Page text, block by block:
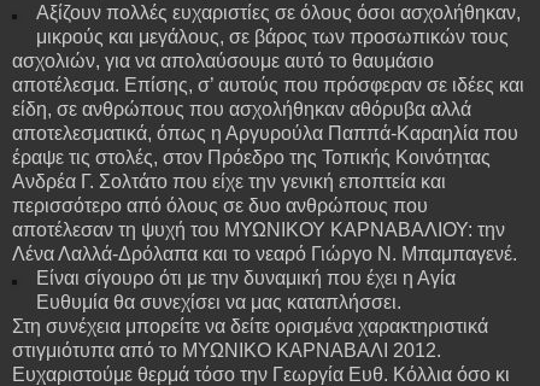
Αξίζουν πολλές ευχαριστίες σε όλους όσοι ασχολήθηκαν,
μικρούς και μεγάλους, σε βάρος των προσωπικών τους
ασχολιών, για να απολαύσουμε αυτό το θαυμάσιο
αποτέλεσμα. Επίσης, σ’ αυτούς που πρόσφεραν σε ιδέες και
είδη, σε ανθρώπους που ασχολήθηκαν αθόρυβα αλλά
αποτελεσματικά, όπως η Αργυρούλα Παππά-Καραηλία που
έραψε τις στολές, στον Πρόεδρο της Τοπικής Κοινότητας
Ανδρέα Γ. Σολτάτο που είχε την γενική εποπτεία και
περισσότερο από όλους σε δυο ανθρώπους που
αποτέλεσαν τη ψυχή του ΜΥΩΝΙΚΟΥ ΚΑΡΝΑΒΑΛΙΟΥ: την
Λένα Λαλλά-Δρόλαπα και το νεαρό Γιώργο Ν. Μπαμπαγενέ.
Είναι σίγουρο ότι με την δυναμική που έχει η Αγία
Ευθυμία θα συνεχίσει να μας καταπλήσσει.
Στη συνέχεια μπορείτε να δείτε ορισμένα χαρακτηριστικά
στιγμιότυπα από το ΜΥΩΝΙΚΟ ΚΑΡΝΑΒΑΛΙ 2012.
Ευχαριστούμε θερμά τόσο την Γεωργία Ευθ. Κόλλια όσο κι